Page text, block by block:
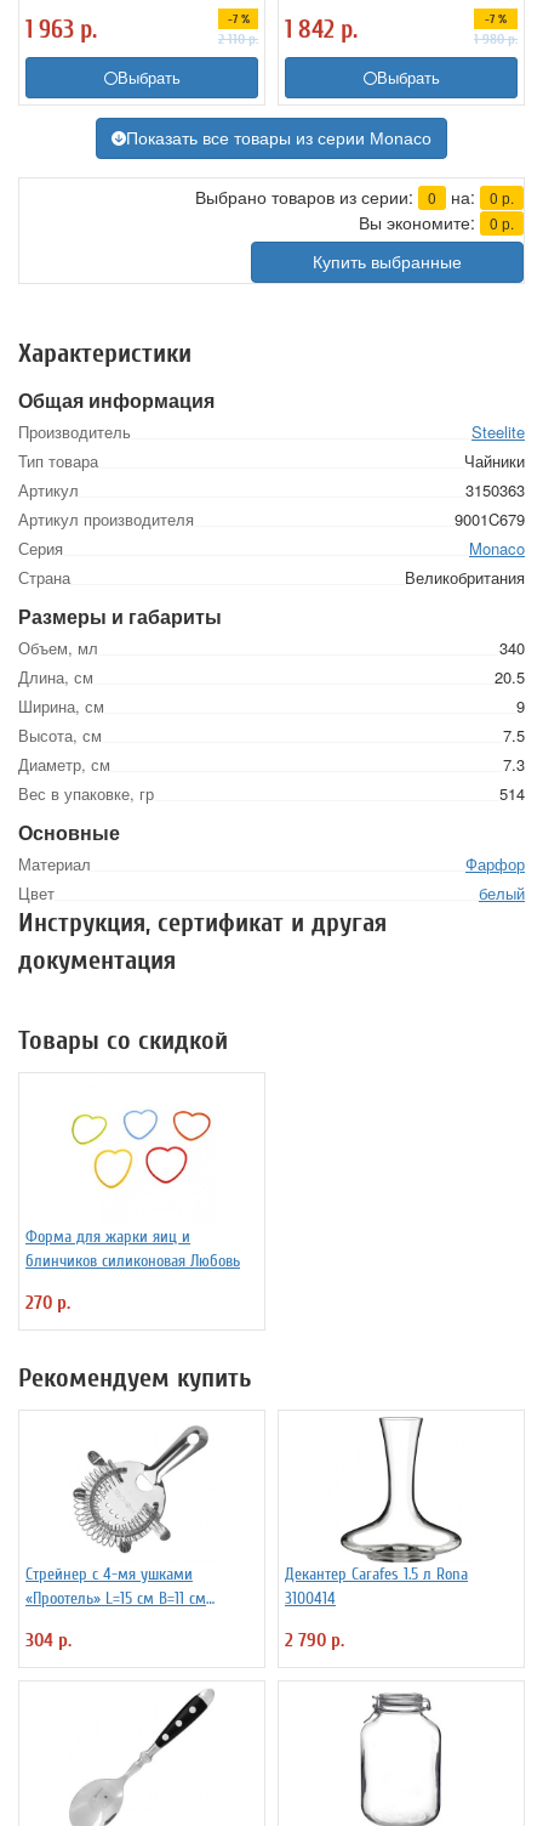
1 963 р. -7 %
2 110р.
Выбрать
1 842 р. -7 %
1 980р.
Выбрать
Показать все товары из серии Monaco
Выбрано товаров из серии: 0 на: 0 р.
Вы экономите: 0 р.
Купить выбранные
Характеристики
Общая информация
Производитель
Steelite
Тип товара
Чайники
Артикул
3150363
Артикул производителя
9001C679
Серия
Monaco
Страна
Великобритания
Размеры и габариты
Объем, мл
340
Длина, см
20.5
Ширина, см
9
Высота, см
7.5
Диаметр, см
7.3
Вес в упаковке, гр
514
Основные
Материал
Фарфор
Цвет
белый
Инструкция, сертификат и другая
документация
Товары со скидкой
Форма для жарки яиц и
блинчиков силиконовая Любовь
270 р.
Рекомендуем купить
Стрейнер с 4-мя ушками
«Проотель» L=15 см B=11 см
304 р.
Декантер Carafes 1.5 л Rona
3100414
2 790 р.